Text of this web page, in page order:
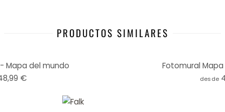
PRODUCTOS SIMILARES
Mapa del mundo
€
Fotomural
desde